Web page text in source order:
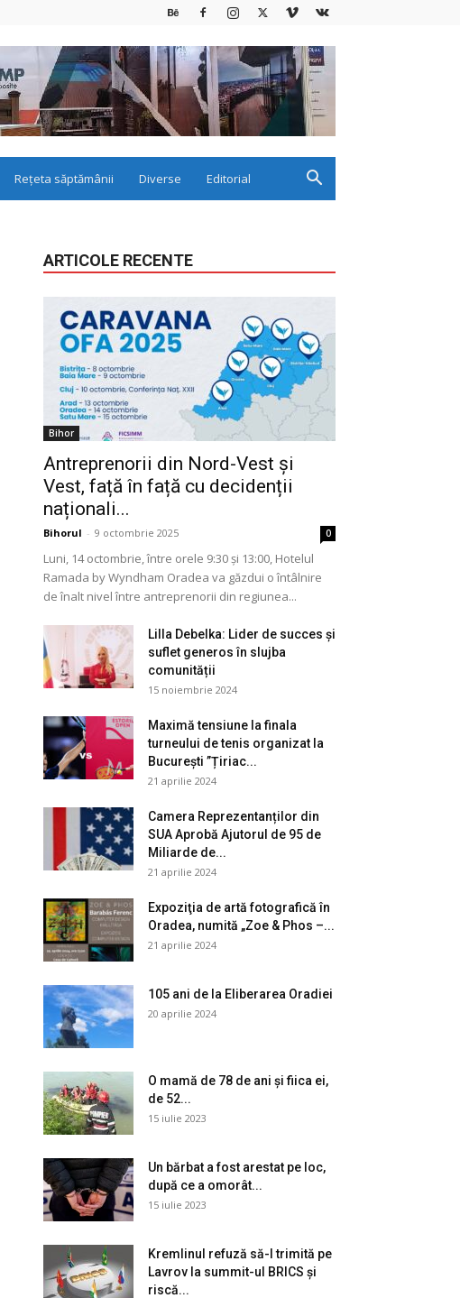
Rețeta săptămânii Diverse Editorial
ARTICOLE RECENTE
Bihor
Antreprenorii din Nord-Vest și
Vest, față în față cu decidenții
naționali...
Bihorul - 9 octombrie 2025 0
Luni, 14 octombrie, între orele 9:30 și 13:00, Hotelul
Ramada by Wyndham Oradea va găzdui o întâlnire
de înalt nivel între antreprenorii din regiunea...
Lilla Debelka: Lider de succes și
suflet generos în slujba
comunității
15 noiembrie 2024
Maximă tensiune la finala
turneului de tenis organizat la
București ”Țiriac...
21 aprilie 2024
Camera Reprezentanților din
SUA Aprobă Ajutorul de 95 de
Miliarde de...
21 aprilie 2024
Expoziţia de artă fotografică în
Oradea, numită „Zoe & Phos –...
21 aprilie 2024
105 ani de la Eliberarea Oradiei
20 aprilie 2024
O mamă de 78 de ani și fiica ei,
de 52...
15 iulie 2023
Un bărbat a fost arestat pe loc,
după ce a omorât...
15 iulie 2023
Kremlinul refuză să-l trimită pe
Lavrov la summit-ul BRICS și
riscă...